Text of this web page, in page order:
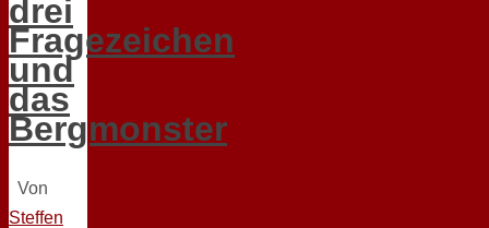
drei
Fragezeichen
und
das
Bergmonster
Von
Steffen